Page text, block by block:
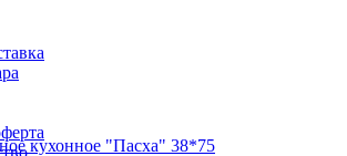
кухонное "Пасха" 38*75